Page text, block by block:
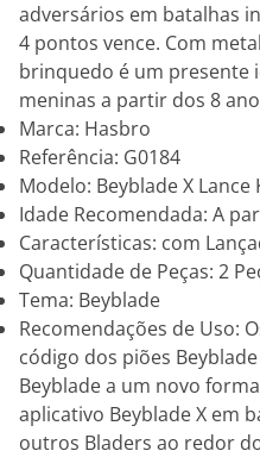
adversários em batalhas
4 pontos vence. Com
brinquedo é um presente
meninas a partir dos 8
Marca: Hasbro
Referência: G0184
Modelo: Beyblade X Lance
Idade Recomendada: A
Características: com
Quantidade de Peças: 2
Tema: Beyblade
Recomendações de Uso:
código dos piões
Beyblade a um novo
aplicativo Beyblade X em
outros Bladers ao redor